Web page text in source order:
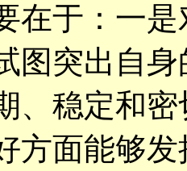
在于：一
图突出自
、稳定和
方面能够